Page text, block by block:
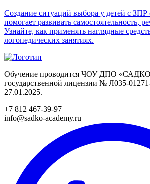
Создание ситуаций выбора у детей с
помогает развивать самостоятельность,
Узнайте, как применять наглядные
логопедических занятиях.
Обучение проводится ЧОУ ДПО
государственной лицензии № Л035-
27.01.2025.
+7 812 467-39-97
info@sadko-academy.ru